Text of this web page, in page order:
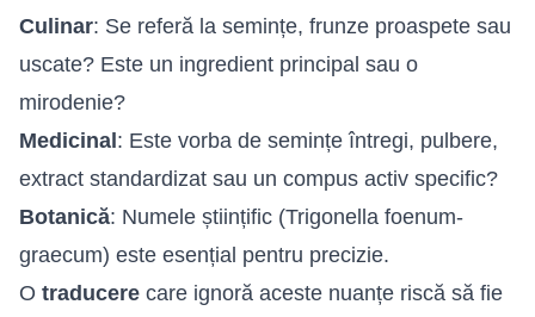
Culinar: Se referă la semințe, frunze proaspete sau
uscate? Este un ingredient principal sau o
mirodenie?
Medicinal: Este vorba de semințe întregi, pulbere,
extract standardizat sau un compus activ specific?
Botanică: Numele științific (Trigonella foenum-
graecum) este esențial pentru precizie.
O traducere care ignoră aceste nuanțe riscă să fie